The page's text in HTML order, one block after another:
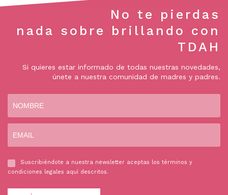
No te pierdas
nada sobre brillando con
TDAH
Si quieres estar informado de todas nuestras novedades,
únete a nuestra comunidad de madres y padres.
Suscribiéndote a nuestra newsletter aceptas los términos y
condiciones legales aquí descritos.